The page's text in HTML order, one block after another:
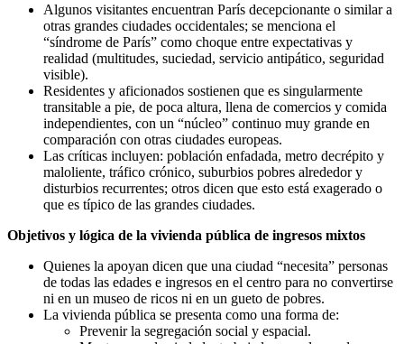
Algunos visitantes encuentran París decepcionante o similar a
otras grandes ciudades occidentales; se menciona el
“síndrome de París” como choque entre expectativas y
realidad (multitudes, suciedad, servicio antipático, seguridad
visible).
Residentes y aficionados sostienen que es singularmente
transitable a pie, de poca altura, llena de comercios y comida
independientes, con un “núcleo” continuo muy grande en
comparación con otras ciudades europeas.
Las críticas incluyen: población enfadada, metro decrépito y
maloliente, tráfico crónico, suburbios pobres alrededor y
disturbios recurrentes; otros dicen que esto está exagerado o
que es típico de las grandes ciudades.
Objetivos y lógica de la vivienda pública de ingresos mixtos
Quienes la apoyan dicen que una ciudad “necesita” personas
de todas las edades e ingresos en el centro para no convertirse
ni en un museo de ricos ni en un gueto de pobres.
La vivienda pública se presenta como una forma de:
Prevenir la segregación social y espacial.